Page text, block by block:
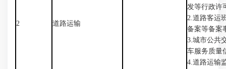
2 道路运输
发等行政许
2.道路客运
备案等备案
3.城市公共
车服务质量
4.道路运输